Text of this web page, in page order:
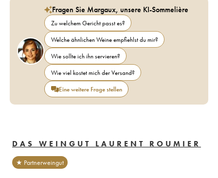
Fragen Sie Margaux, unsere KI-Sommelière
Zu welchem Gericht passt es?
Welche ähnlichen Weine empfiehlst du mir?
Wie sollte ich ihn servieren?
Wie viel kostet mich der Versand?
Eine weitere Frage stellen
DAS WEINGUT LAURENT ROUMIER
★ Partnerweingut